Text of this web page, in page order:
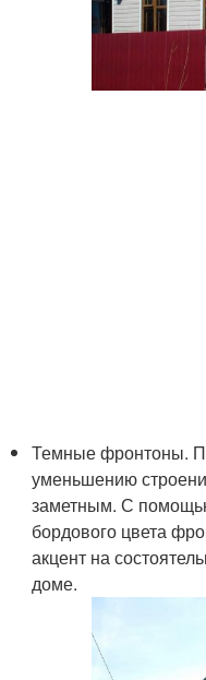
Темные фронтоны.
уменьшению
заметным. С
бордового цвета
акцент на
доме.